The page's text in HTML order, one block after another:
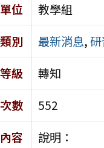
位
教學組
別
最新消息,
級
轉知
數
552
容
說明：